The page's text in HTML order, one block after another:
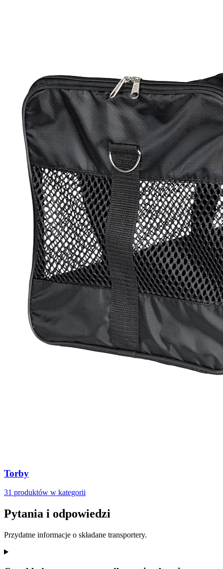
Torby
31 produktów w kategorii
Pytania i odpowiedzi
Przydatne informacje o składane transportery.